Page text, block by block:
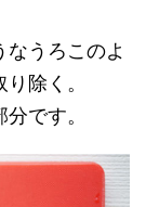
うろこのよ
除く。
です。